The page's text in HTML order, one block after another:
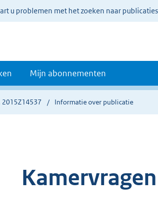
u problemen met het zoeken naar
Mijn abonnementen
2015Z14537 Informatie over publicatie